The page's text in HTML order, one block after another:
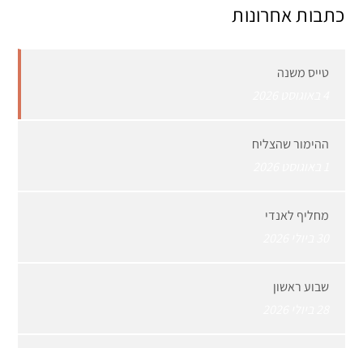
כתבות אחרונות
טייס משנה
ההימור שהצליח
מחליף לאנדי
שבוע ראשון